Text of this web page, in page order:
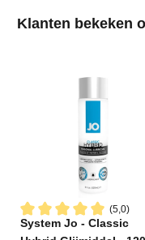
Productgalerij
Klanten bekeken
(5,0)
Gemiddelde
System Jo - Classic